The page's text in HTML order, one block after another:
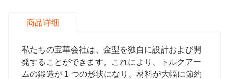
商品详细
私たちの宝華会社は、金型を独自に設計および開
発することができます。これにより、トルクアー
ムの鍛造が 1 つの形状になり、材料が大幅に節約